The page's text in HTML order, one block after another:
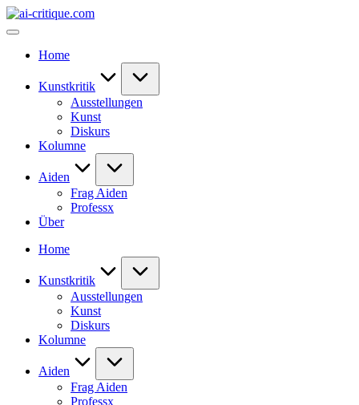
Skip
to
ai-
Home
Kunstkritik
Ausstellungen
Kunst
Diskurs
Kolumne
Aiden
Frag Aiden
Professx
Über
Home
Kunstkritik
Ausstellungen
Kunst
Diskurs
Kolumne
Aiden
Frag Aiden
Professx